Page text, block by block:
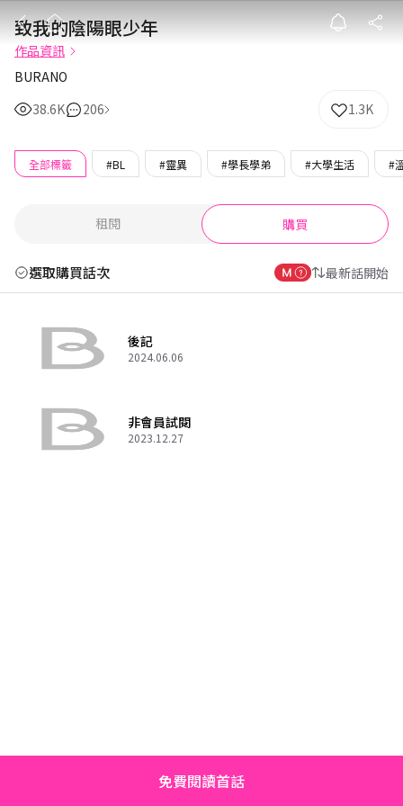
致我的陰陽眼
致我的陰陽眼少年
作品資訊
BURANO
38.6K
206 1.3K
全部標籤 #BL #靈異 #學長學弟 #大學生活 #
租閱 購買
選取購買話次 最新話開始
後記
2024.06.06
非會員試閱
2023.12.27
免費閱讀首話